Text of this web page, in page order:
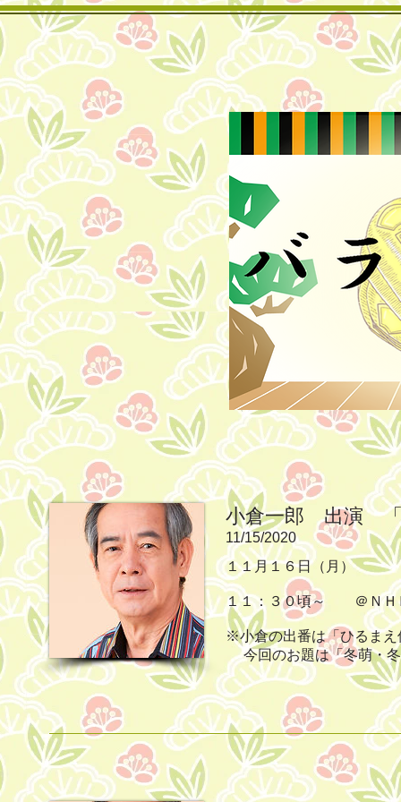
小倉一郎 出演 「
11/15/2020
１１月１６日（月）
１１：３０頃～ ＠Ｎ
※小倉の出番は「ひるま
今回のお題は「冬萌・